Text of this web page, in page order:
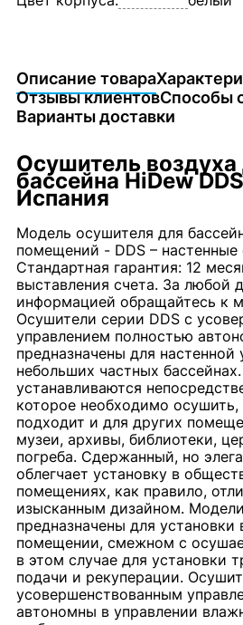
Описание товара
Отзывы клиентовСпособы
Варианты доставки
Осушитель воздуха
бассейна HiDew
Испания
Модель осушителя для
помещений - DDS – настенные
Стандартная гарантия: 12
выставления счета. За любой
информацией обращайтесь к
Осушители серии DDS с
управлением полностью
предназначены для настенной
небольших частных
устанавливаются
которое необходимо
подходит и для других
музеи, архивы, библиотеки,
погреба. Сдержанный, но
облегчает установку в
помещениях, как правило,
изысканным дизайном.
предназначены для установки
помещении, смежном с
в этом случае для установки
подачи и рекуперации.
усовершенствованным
автономны в управлении